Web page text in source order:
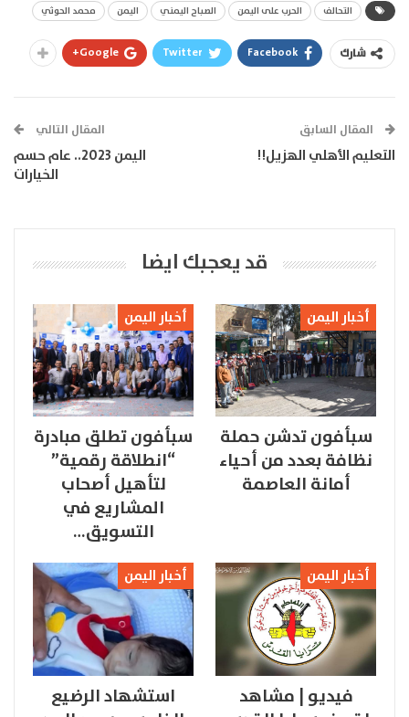
التحالف الحرب على اليمن الصباح اليمني اليمن محمد الحوثي
شارك Facebook
Twitter
Google+
المقال السابق
التعليم الأهلي الهزيل!!
المقال التالي
اليمن 2023.. عام حسم
الخيارات
قد يعجبك ايضا
أخبار اليمن
سبأفون تدشن حملة
نظافة بعدد من أحياء
أمانة العاصمة
أخبار اليمن
سبأفون تطلق مبادرة
“انطلاقة رقمية”
لتأهيل أصحاب
المشاريع في
التسويق…
أخبار اليمن
فيديو | مشاهد
أخبار اليمن
استشهاد الرضيع